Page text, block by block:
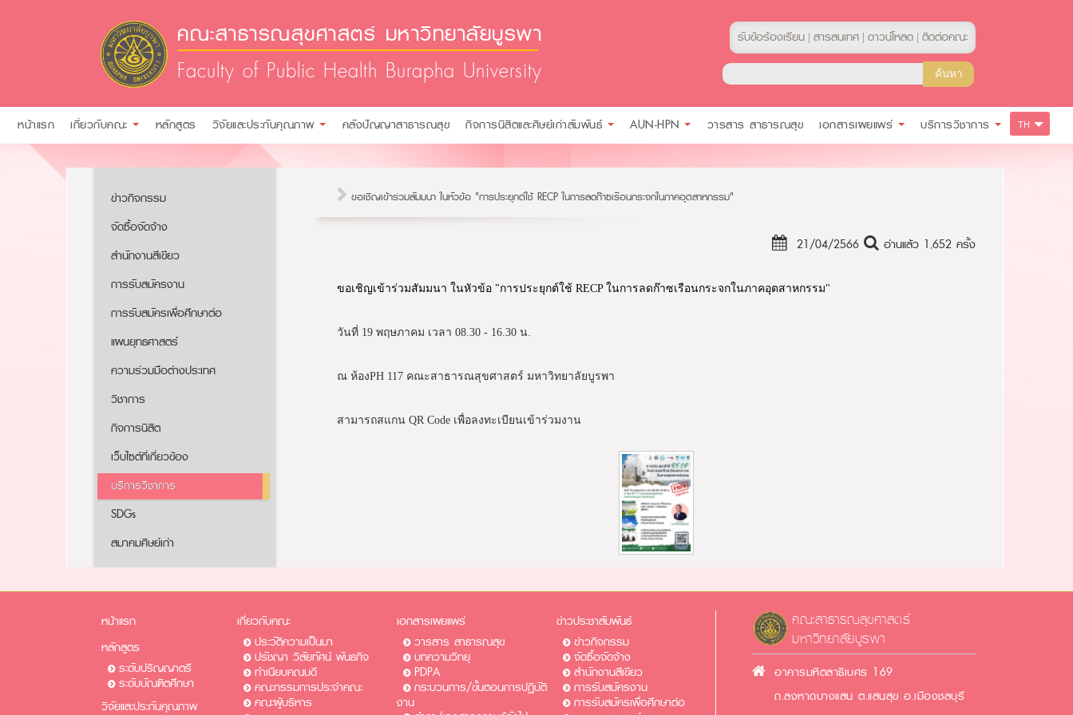
คณะสาธารณสุขศาสตร์ มหาวิทยาลัยบูรพา
Faculty of Public Health Burapha University
รับข้อร้องเรียน สารสนเทศ ดาวน์โหลด ติดต่อคณะ
หน้าแรก เกี่ยวกับคณะ หลักสูตร วิจัยและประกันคุณภาพ คลังปัญญาสาธารณสุข กิจการนิสิตและศิษย์เก่าสัมพันธ์ AUN-HPN วารสาร สาธารณสุข เอกสารเผยแพร่ บริการวิชาการ TH
ข่าวกิจกรรม
จัดซื้อจัดจ้าง
สำนักงานสีเขียว
การรับสมัครงาน​​
การรับสมัครเพื่อศึกษาต่อ​
แผนยุทธศาสตร์
ความร่วมมือต่างประเทศ
วิชาการ
กิจการนิสิต
เว็บไซต์ที่เกี่ยวข้อง
บริการวิชาการ
SDGs
สมาคมศิษย์เก่า
ขอเชิญเข้าร่วมสัมมนา ในหัวข้อ "การประยุกต์ใช้ RECP ในการลดก๊าซเรือนกระจกในภาคอุตสาหกรรม"
21/04/2566 อ่านแล้ว 1,652 ครั้ง
ขอเชิญเข้าร่วมสัมมนา ในหัวข้อ "การประยุกต์ใช้ RECP ในการลดก๊าซเรือนกระจกในภาคอุตสาหกรรม"
วันที่ 19 พฤษภาคม เวลา 08.30 - 16.30 น.
ณ ห้องPH 117 คณะสาธารณสุขศาสตร์ มหาวิทยาลัยบูรพา
สามารถสแกน QR Code เพื่อลงทะเบียนเข้าร่วมงาน
หน้าแรก
หลักสูตร
ระดับปริญญาตรี
ระดับบัณฑิตศึกษา
วิจัยและประกันคุณภาพ
เกี่ยวกับคณะ
ประวัติความเป็นมา
ปรัชญา วิสัยทัศน์ พันธกิจ
ทำเนียบคณบดี
คณะกรรมการประจำคณะ
คณะผู้บริหาร
เอกสารเผยแพร่
วารสาร สาธารณสุข
บทความวิทยุ
PDPA
กระบวนการ/ขั้นตอนการปฏิบัติ
งาน
ข่าวประชาสัมพันธ์
ข่าวกิจกรรม
จัดซื้อจัดจ้าง
สำนักงานสีเขียว
การรับสมัครงาน​​
การรับสมัครเพื่อศึกษาต่อ​
คณะสาธารณสุขศาสตร์
มหาวิทยาลัยบูรพา
อาคารมหิตลาธิเบศร 169
ถ.ลงหาดบางแสน ต.แสนสุข อ.เมืองชลบุรี